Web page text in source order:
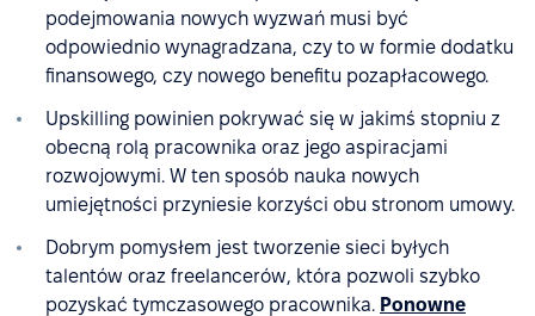
podejmowania nowych wyzwań musi być
odpowiednio wynagradzana, czy to w formie dodatku
finansowego, czy nowego benefitu pozapłacowego.
Upskilling powinien pokrywać się w jakimś stopniu z
obecną rolą pracownika oraz jego aspiracjami
rozwojowymi. W ten sposób nauka nowych
umiejętności przyniesie korzyści obu stronom umowy.
Dobrym pomysłem jest tworzenie sieci byłych
talentów oraz freelancerów, która pozwoli szybko
pozyskać tymczasowego pracownika. Ponowne